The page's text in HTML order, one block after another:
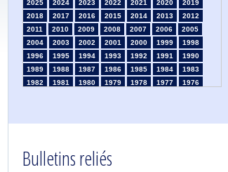
2025 2024 2023 2022 2021 2020
2019
2018
2017 2016 2015 2014 2013
2012
2011
2010 2009 2008 2007 2006
2005
2004
2003 2002 2001 2000 1999
1998
1996
1995 1994 1993 1992 1991
1990
1989
1988 1987 1986 1985 1984
1983
1982
1981 1980 1979 1978 1977
1976
1961
1960 1959 1958 1957 1956
1955
1939
1935
1934 1933 1932
Bulletins reliés